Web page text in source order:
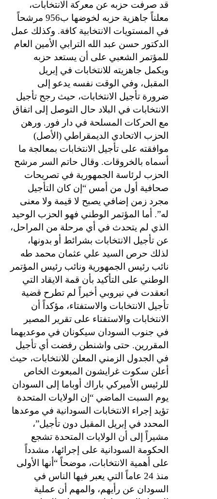
قد صرفت حزبه عن معركة الانتخابات،
معلناً جاهزية حزبه لخوضها ب956 مرشحاً
في المستويات الانتخابية كافة. وكذلك عمل
الدكتور حسن عبد الله الترابي الأمين العام
للمؤتمر الشعبي على أن يستعد حزبه
ويكمل جاهزيته للانتخابات في إبريل
المقبل، وفي الوقت نفسه يدعو إلى
ضرورة تأجيل الانتخابات، حيث رجح تأجيل
الانتخابات في البلاد حال التوصل إلى اتفاق
مع الحركات المسلحة في دار فور. ورهن
الحزب الاتحادي الديمقراطي (الأصل)
موافقته على تأجيل الانتخابات بمعالجة ما
أسماه بالخروقات. وقال حاتم السر مرشح
الحزب لرئاسة الجمهورية في تصريحات
صحافية أول من أمس “إن كان التأجيل
مجرد زمن إضافي يصبح لا قيمة ولا معنى
له”. أما المؤتمر الوطني فهو الحزب الوحيد
الذي لم يتحدث في أي مرحلة من المراحل،
عن تأجيل الانتخابات بشرائط أو بدونها،
لذلك حرص السيد علي عثمان محمد طه
نائب رئيس الجمهورية ونائب رئيس المؤتمر
الوطني على التأكيد بأن قمة الايقاد التي
انعقدت في نيروبي أخيراً لم تطرح قضية
تأجيل الانتخابات والاستفتاء، مؤكداً أن
الانتخابات والاستفتاء على تقرير المصير
في جنوب السودان سيكونان في موعديهما
المقررين. حتى واشنطن رفضت أي تأجيل
في الجدول الزمني المعلن للانتخابات، حيث
أعلن سكوت غرايشون المبعوث الخاص
للرئيس الأميركي باراك أوباما إلى السودان
يوم السبت الماضي “إن الولايات المتحدة
تؤيد إجراء الانتخابات السودانية في موعدها
المحدد في إبريل المقبل دون تأجيل”،
مشيراً إلى أن الولايات المتحدة تشجع
الحكومة السودانية على إجرائها، مشدداً
على أهمية الانتخابات، موضحاً “أنها الأولى
منذ 24 عاماً التي يعبر فيها الناس في
السودان عن رأيهم، والمهم أن عملية